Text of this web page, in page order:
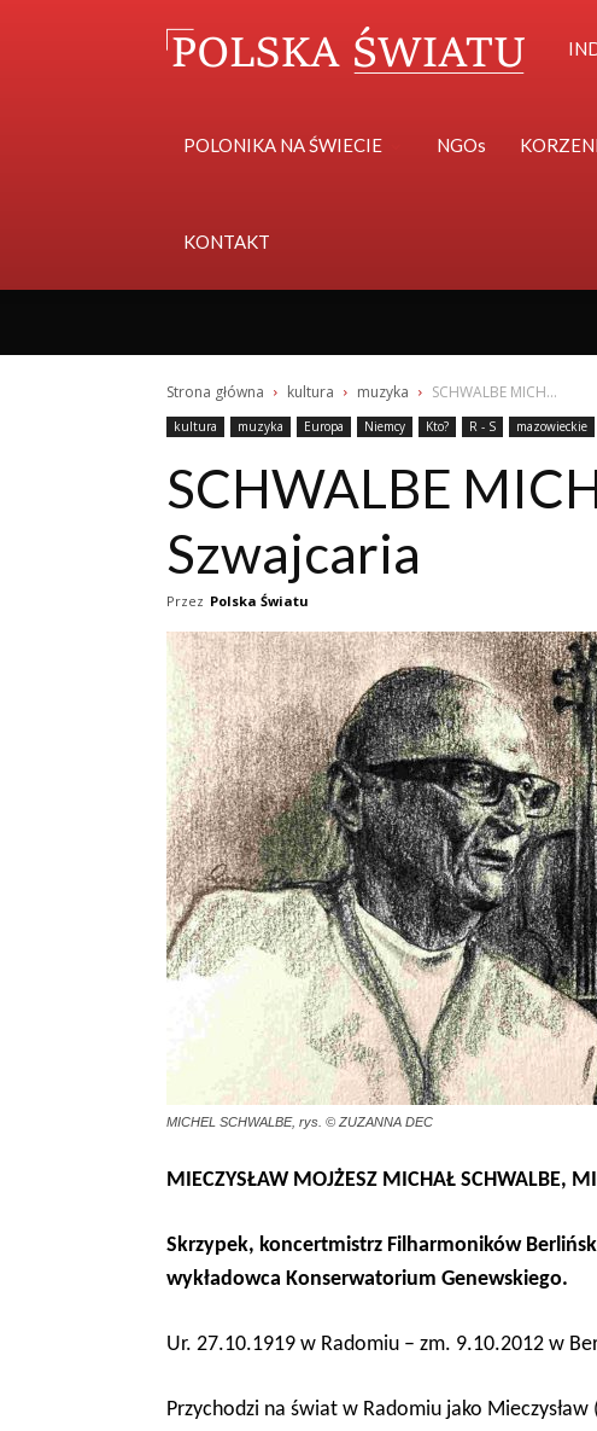
Światu
POLONIKA NA ŚWIECIE NGOs
KONTAKT
Strona główna kultura muzyka SCHWALBE MICH...
kultura muzyka Europa Niemcy Kto? R - S mazowieckie
SCHWALBE
Szwajcaria
Przez Polska Światu
MICHEL SCHWALBE, rys. © ZUZANNA DEC
MIECZYSŁAW MOJŻESZ MICHAŁ SCHWALBE,
Skrzypek, koncertmistrz Filharmoników
wykładowca Konserwatorium Genewskiego.
Ur. 27.10.1919 w Radomiu – zm. 9.10.2012 w
Przychodzi na świat w Radomiu jako